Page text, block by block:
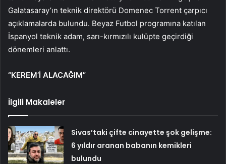
Galatasaray’ın teknik direktörü Domenec Torrent çarpıcı
açıklamalarda bulundu. Beyaz Futbol programına katılan
İspanyol teknik adam, sarı-kırmızılı kulüpte geçirdiği
dönemleri anlattı.
“KEREM’İ ALACAĞIM”
İlgili Makaleler
Sivas’taki çifte cinayette şok gelişme:
6 yıldır aranan babanın kemikleri
bulundu